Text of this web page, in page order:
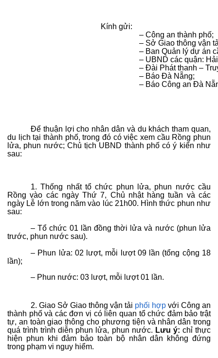
Kính gửi:
– Công an thành phố;
– Sở Giao thông vận
– Ban Quản lý dự án
– UBND các quận:
– Đài Phát thanh –
– Báo Đà Nẵng;
– Báo Công an Đà
Để thuận lợi cho nhân dân và du khách tham quan,
du lịch tại thành phố, trong đó có việc xem cầu Rồng phun
lửa, phun nước; Chủ tịch UBND thành phố có ý kiến như
sau:
1. Thống nhất tổ chức phun lửa, phun nước cầu
Rồng vào các ngày Thứ 7, Chủ nhật hàng tuần và các
ngày Lễ lớn trong năm vào lúc 21h00. Hình thức phun như
sau:
– Tổ chức 01 lần đồng thời lửa và nước (phun lửa
trước, phun nước sau).
– Phun lửa: 02 lượt, mỗi lượt 09 lần (tổng cộng 18
lần);
– Phun nước: 03 lượt, mỗi lượt 01 lần.
2. Giao Sở Giao thông vận tải phối hợp với Công an
thành phố và các đơn vị có liên quan tổ chức đảm bảo trật
tự, an toàn giao thông cho phương tiện và nhân dân trong
quá trình trình diễn phun lửa, phun nước. Lưu ý: chỉ thực
hiện phun khi đảm bảo toàn bộ nhân dân không đứng
trong phạm vi nguy hiểm.